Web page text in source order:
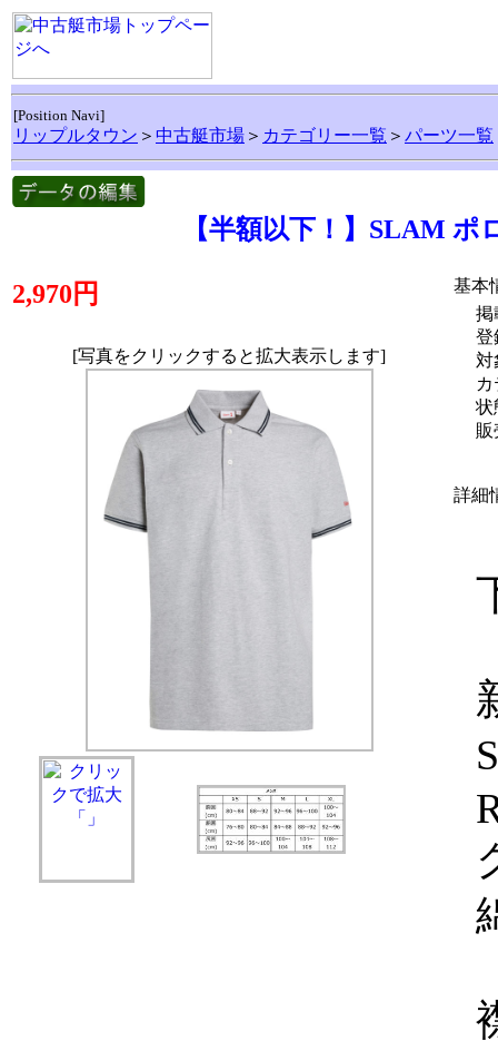
[Position Navi]
リップルタウン ＞ 中古艇市場 ＞ カテゴリー一覧 ＞ パーツ一覧
【半額以下！】SLAM
2,970円
基本
掲
登
対
状
販
詳細
[写真をクリックすると拡大表示します]